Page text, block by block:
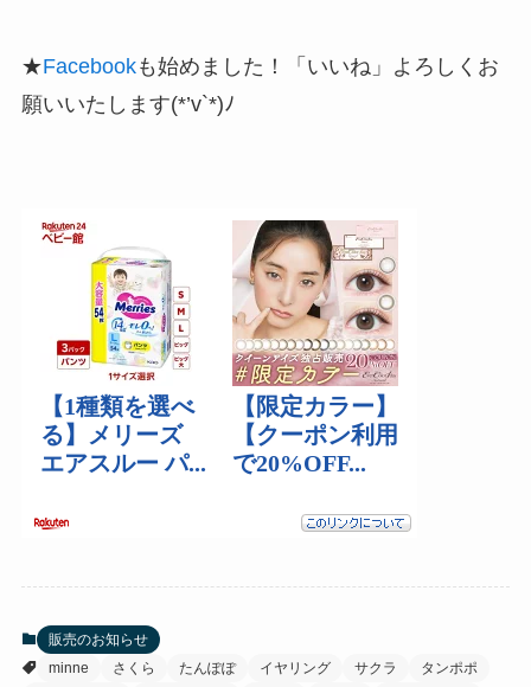
★Facebookも始めました！「いいね」よろしくお
願いいたします(*’v`*)ﾉ
販売のお知らせ
minne
さくら たんぽぽ イヤリング サクラ
タンポポ